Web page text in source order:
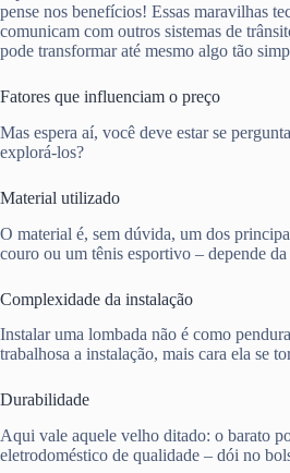
pense nos benefícios! Essas maravilhas
comunicam com outros sistemas de
pode transformar até mesmo algo tão
Fatores que influenciam o preço
Mas espera aí, você deve estar se
explorá-los?
Material utilizado
O material é, sem dúvida, um dos
couro ou um tênis esportivo – depende
Complexidade da instalação
Instalar uma lombada não é como
trabalhosa a instalação, mais cara ela se
Durabilidade
Aqui vale aquele velho ditado: o barato
eletrodoméstico de qualidade – dói no